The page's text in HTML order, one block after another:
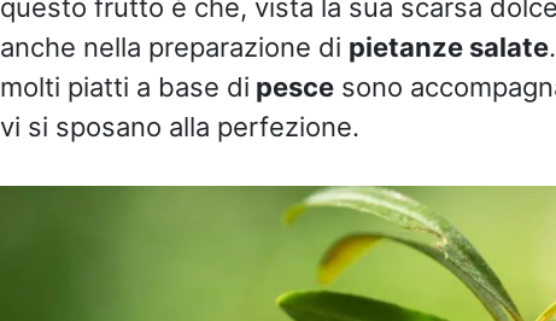
questo frutto è che, vista la sua scarsa
anche nella preparazione di pietanze salate
molti piatti a base di pescesono
vi si sposano alla perfezione.